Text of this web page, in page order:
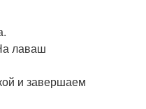
лаваш
и завершаем